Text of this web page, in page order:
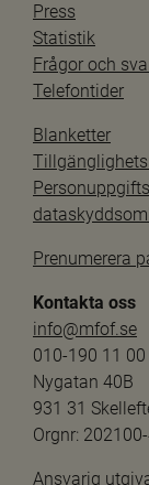
Press
Statistik
Frågor och
Telefontider
Blanketter
Prenumerera
Kontakta oss
info@mfof.se
010-190 11 00
Nygatan 40B
931 31
Orgnr:
Ansvarig